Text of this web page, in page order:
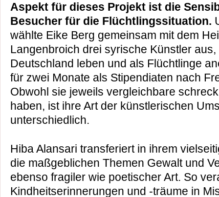
Aspekt für dieses Projekt ist die
Besucher für die Flüchtlingssituation.
wählte Eike Berg gemeinsam mit dem
Langenbroich drei syrische Künstler
Deutschland leben und als Flüchtlinge
für zwei Monate als Stipendiaten nach
Obwohl sie jeweils vergleichbare
haben, ist ihre Art der künstlerischen
unterschiedlich.
Hiba Alansari transferiert in ihrem
die maßgeblichen Themen Gewalt und
ebenso fragiler wie poetischer Art. So
Kindheitserinnerungen und -träume in